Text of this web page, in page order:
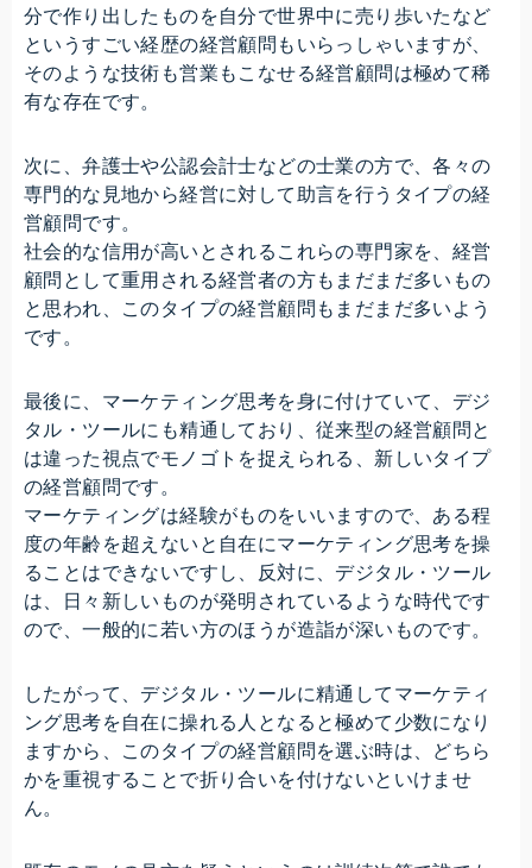
分で作り出したものを自分で世界中に売り歩いたなど
というすごい経歴の経営顧問もいらっしゃいますが、
そのような技術も営業もこなせる経営顧問は極めて稀
有な存在です。
次に、弁護士や公認会計士などの士業の方で、各々の
専門的な見地から経営に対して助言を行うタイプの経
営顧問です。
社会的な信用が高いとされるこれらの専門家を、経営
顧問として重用される経営者の方もまだまだ多いもの
と思われ、このタイプの経営顧問もまだまだ多いよう
です。
最後に、マーケティング思考を身に付けていて、デジ
タル・ツールにも精通しており、従来型の経営顧問と
は違った視点でモノゴトを捉えられる、新しいタイプ
の経営顧問です。
マーケティングは経験がものをいいますので、ある程
度の年齢を超えないと自在にマーケティング思考を操
ることはできないですし、反対に、デジタル・ツール
は、日々新しいものが発明されているような時代です
ので、一般的に若い方のほうが造詣が深いものです。
したがって、デジタル・ツールに精通してマーケティ
ング思考を自在に操れる人となると極めて少数になり
ますから、このタイプの経営顧問を選ぶ時は、どちら
かを重視することで折り合いを付けないといけませ
ん。